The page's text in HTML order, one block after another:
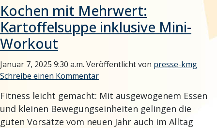
Kochen mit Mehrwert:
Kartoffelsuppe inklusive Mini-
Workout
Januar 7, 2025 9:30 a.m. Veröffentlicht von presse-kmg
Schreibe einen Kommentar
Fitness leicht gemacht: Mit ausgewogenem Essen
und kleinen Bewegungseinheiten gelingen die
guten Vorsätze vom neuen Jahr auch im Alltag